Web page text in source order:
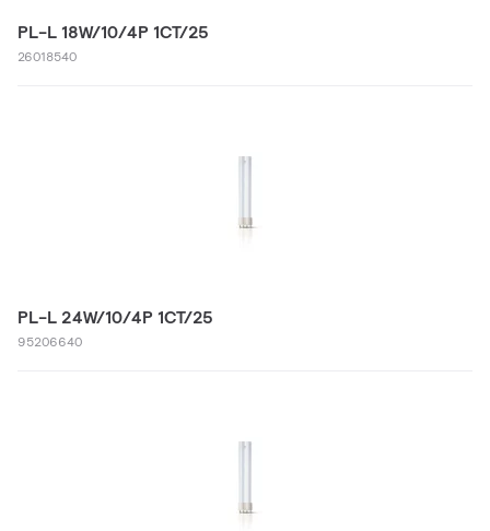
PL-L 18W/10/4P 1CT/25
26018540
PL-L 24W/10/4P 1CT/25
95206640